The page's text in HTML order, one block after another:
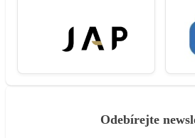
Odebírejte